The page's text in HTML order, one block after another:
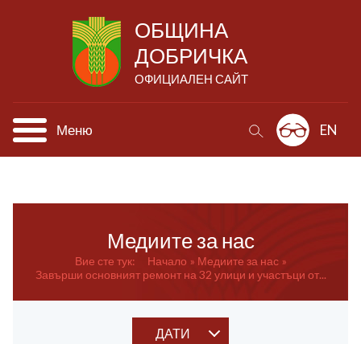
ОБЩИНА
ДОБРИЧКА
ОФИЦИАЛЕН САЙТ
Меню EN
Медиите за нас
Вие сте тук: Начало
Медиите за нас
Завърши основният ремонт на 32 улици и участъци от...
ДАТИ